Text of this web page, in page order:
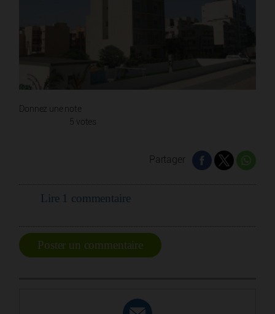
Donnez une note
5 votes
Partager
Lire 1 commentaire
Poster un commentaire